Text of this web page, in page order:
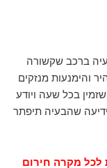
לכל בעיה ברכב שקשורה
והימנעות מנזקים
בכל שעה ויודע
שהבעיה תיפתר